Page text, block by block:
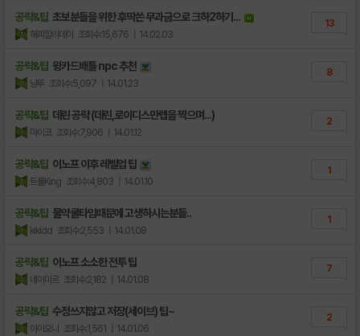
공략&팁 초보분들을 위한 후딱쓴 무과금으로 크하2하기...
해피할리데이 조회수:15,676 | 14.02.03
13
공략&팁 윙카드배틀 npc 추천
냥뚜 조회수:5,097 | 14.01.23
8
공략&팁 데린 공략 (데린,로이디스만렙을 찍으며...)
마이코 조회수:7,906 | 14.01.12
2
공략&팁 이노프 이후 레벨업 팁
트롤King 조회수:4,803 | 14.01.10
1
공략&팁 물약쿨타임때문에 고생하시는분들..
kikidd 조회수:2,553 | 14.01.08
1
공략&팁 이노프 소소한 전투 팁
네이미르 조회수:2,182 | 14.01.08
7
공략&팁 수정쓰지않고 저장(세이브) 팁~
아이오니 조회수:1,561 | 14.01.06
2